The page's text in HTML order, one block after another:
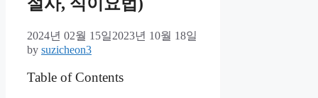
설사, 식이요법)
2024년 02월 15일2023년 10월 18일
by suzicheon3
Table of Contents